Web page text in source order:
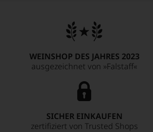
WEINSHOP DES JAHRES 2023
ausgezeichnet von »Falstaff«
SICHER EINKAUFEN
zertifiziert von Trusted Shops